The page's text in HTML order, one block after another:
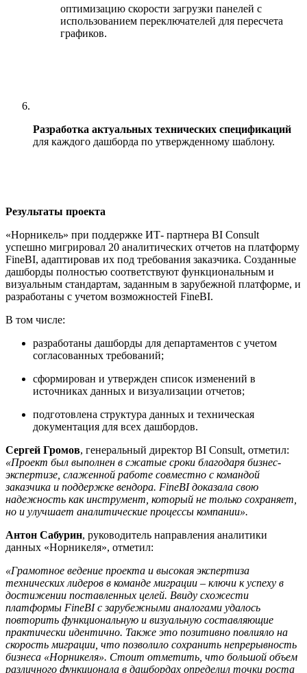
оптимизацию скорости загрузки панелей с
использованием переключателей для пересчета
графиков.
Разработка актуальных технических спецификаций
для каждого дашборда по утвержденному шаблону.
Результаты проекта
«Норникель» при поддержке ИТ- партнера BI Consult
успешно мигрировал 20 аналитических отчетов на платформу
FineBI, адаптировав их под требования заказчика. Созданные
дашборды полностью соответствуют функциональным и
визуальным стандартам, заданным в зарубежной платформе, и
разработаны с учетом возможностей FineBI.
В том числе:
разработаны дашборды для департаментов с учетом
согласованных требований;
сформирован и утвержден список изменений в
источниках данных и визуализации отчетов;
подготовлена структура данных и техническая
документация для всех дашбордов.
Сергей Громов, генеральный директор BI Consult, отметил:
«Проект был выполнен в сжатые сроки благодаря бизнес-
экспертизе, слаженной работе совместно с командой
заказчика и поддержке вендора. FineBI доказала свою
надежность как инструмент, который не только сохраняет,
но и улучшает аналитические процессы компании».
Антон Сабурин, руководитель направления аналитики
данных «Норникеля», отметил:
«Грамотное ведение проекта и высокая экспертиза
технических лидеров в команде миграции – ключи к успеху в
достижении поставленных целей. Ввиду схожести
платформы FineBI с зарубежными аналогами удалось
повторить функциональную и визуальную составляющие
практически идентично. Также это позитивно повлияло на
скорость миграции, что позволило сохранить непрерывность
бизнеса «Норникеля». Стоит отметить, что большой объем
различного функционала в дашбордах определил точки роста